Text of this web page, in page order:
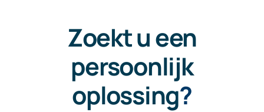
Zoekt u een
persoonlijk
oplossing?